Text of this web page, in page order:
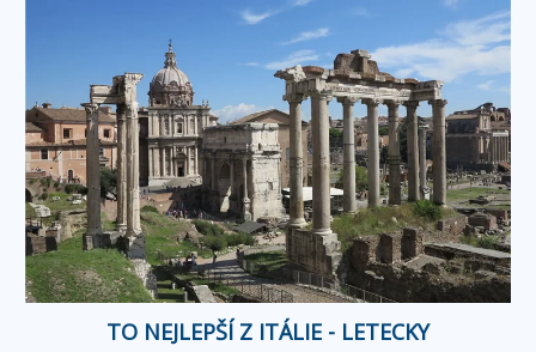
TO NEJLEPŠÍ Z ITÁLIE - LETECKY